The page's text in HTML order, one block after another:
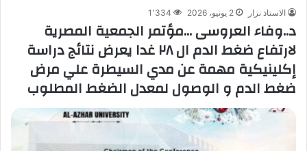
الاستاذ نزار 2 يونيو، 2026 1٬334
د..وفاء العروسى …مؤتمر الجمعية المصرية
لارتفاع ضغط الدم ال ٢٨ غدا يعرض نتائج دراسة
إكلينيكية مهمة عن مدي السيطرة علي مرض
ضغط الدم و الوصول لمعدل الضغط المطلوب